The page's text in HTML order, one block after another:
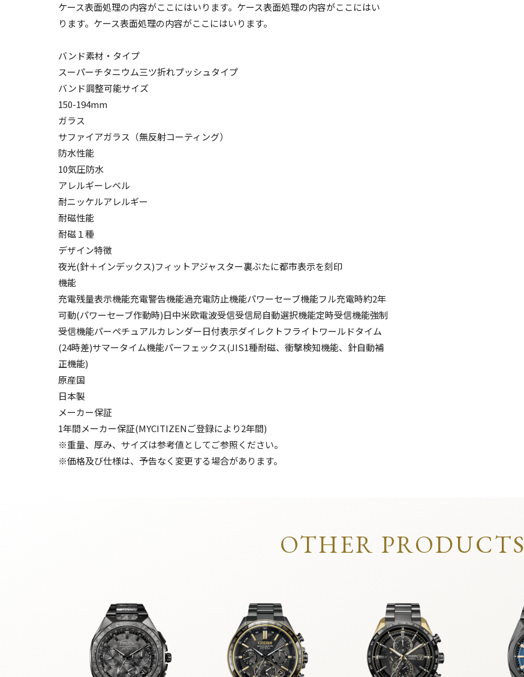
ケース表面処理の内容がここにはいります。ケース表面処理の内容がここにはい
ります。ケース表面処理の内容がここにはいります。
バンド素材・タイプ
スーパーチタニウム三ツ折れプッシュタイプ
バンド調整可能サイズ
150-194mm
ガラス
サファイアガラス（無反射コーティング）
防水性能
10気圧防水
アレルギーレベル
耐ニッケルアレルギー
耐磁性能
耐磁１種
デザイン特徴
夜光(針＋インデックス)フィットアジャスター裏ぶたに都市表示を刻印
機能
充電残量表示機能充電警告機能過充電防止機能パワーセーブ機能フル充電時約2年
可動(パワーセーブ作動時)日中米欧電波受信受信局自動選択機能定時受信機能強制
受信機能パーペチュアルカレンダー日付表示ダイレクトフライトワールドタイム
(24時差)サマータイム機能パーフェックス(JIS1種耐磁、衝撃検知機能、針自動補
正機能)
原産国
日本製
メーカー保証
1年間メーカー保証(MYCITIZENご登録により2年間)
※重量、厚み、サイズは参考値としてご参照ください。
※価格及び仕様は、予告なく変更する場合があります。
OTHER PRODUCTS